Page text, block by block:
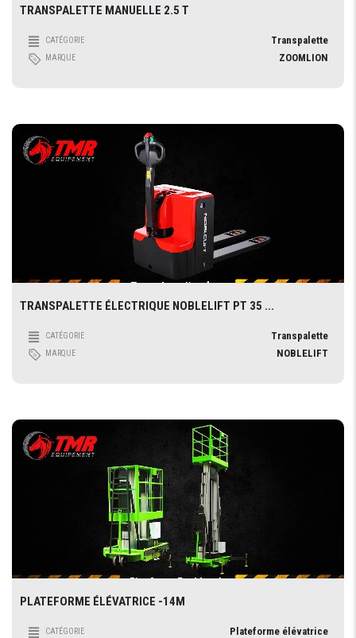
TRANSPALETTE MANUELLE 2.5 T
CATÉGORIE Transpalette
MARQUE ZOOMLION
TRANSPALETTE ÉLECTRIQUE NOBLELIFT PT 35 ...
CATÉGORIE Transpalette
MARQUE NOBLELIFT
PLATEFORME ÉLÉVATRICE -14M
CATÉGORIE Plateforme élévatrice